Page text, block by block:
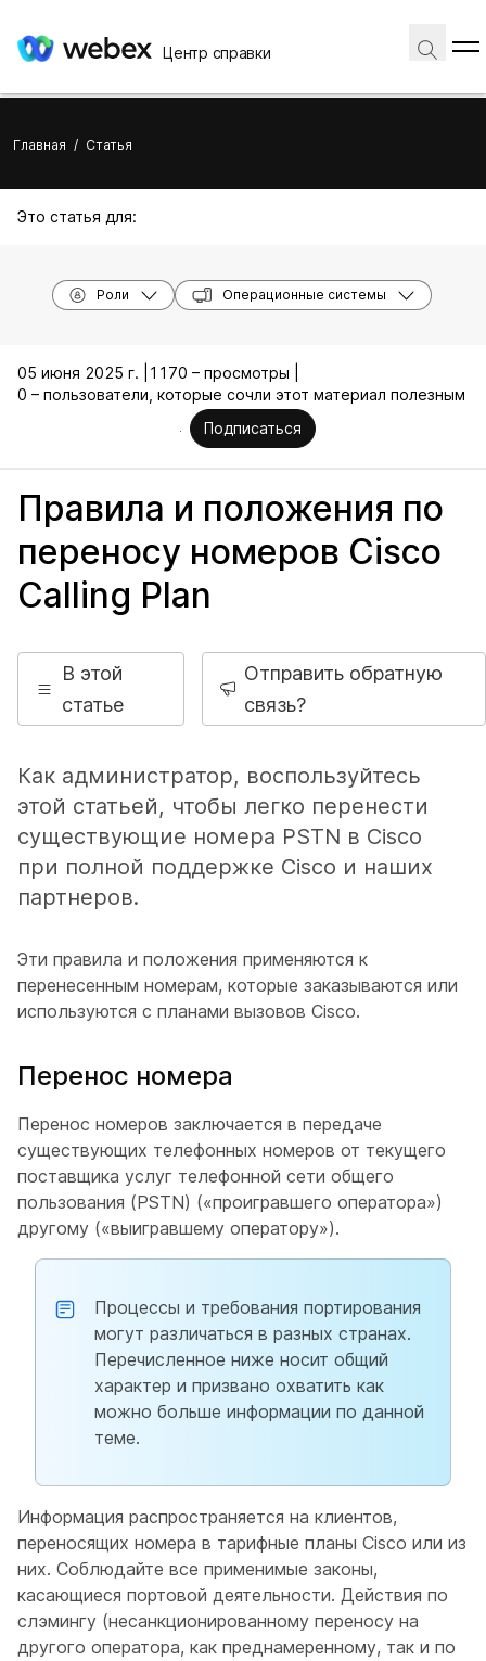
Центр справки
Главная / Статья
Это статья для:
Роли Операционные системы
05 июня 2025 г. |
1170 – просмотры |
0 – пользователи, которые сочли этот материал полезным
Подписаться
Правила и положения по
переносу номеров Cisco
Calling Plan
В этой
статье
Отправить обратную
связь?
Как администратор, воспользуйтесь
этой статьей, чтобы легко перенести
существующие номера PSTN в Cisco
при полной поддержке Cisco и наших
партнеров.
Эти правила и положения применяются к
перенесенным номерам, которые заказываются или
используются с планами вызовов Cisco.
Перенос номера
Перенос номеров заключается в передаче
существующих телефонных номеров от текущего
поставщика услуг телефонной сети общего
пользования (PSTN) («проигравшего оператора»)
другому («выигравшему оператору»).
Процессы и требования портирования
могут различаться в разных странах.
Перечисленное ниже носит общий
характер и призвано охватить как
можно больше информации по данной
теме.
Информация распространяется на клиентов,
переносящих номера в тарифные планы Cisco или из
них. Соблюдайте все применимые законы,
касающиеся портовой деятельности. Действия по
слэмингу (несанкционированному переносу на
другого оператора, как преднамеренному, так и по